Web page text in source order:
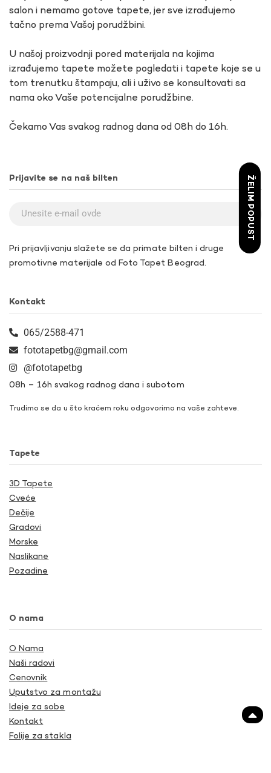
salon i nemamo gotove tapete, jer sve izrađujemo
tačno prema Vašoj porudžbini.
U našoj proizvodnji pored materijala na kojima
izrađujemo tapete možete pogledati i tapete koje se u
tom trenutku štampaju, ali i uživo se konsultovati sa
nama oko Vaše potencijalne porudžbine.
Čekamo Vas svakog radnog dana od 08h do 16h.
Prijavite se na naš bilten
Pri prijavljivanju slažete se da primate bilten i druge
promotivne materijale od Foto Tapet Beograd.
Kontakt
065/2588-471
fototapetbg@gmail.com
@fototapetbg
08h – 16h svakog radnog dana i subotom
Trudimo se da u što kraćem roku odgovorimo na vaše zahteve.
Tapete
3D Tapete
Cveće
Dečije
Gradovi
Morske
Naslikane
Pozadine
O nama
O Nama
Naši radovi
Cenovnik
Uputstvo za montažu
Ideje za sobe
Kontakt
Folije za stakla
ŽELIM POPUST